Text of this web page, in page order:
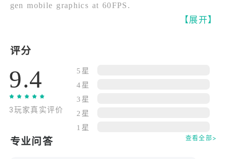
蜘蛛侠融合者是一款以高速战斗与角色成长为核心的
在线动作角色扮演游戏。玩家将在手机端体验流畅爽
来袭的强敌。在多人协作模式中，与伙伴实时配合，
【英雄与世界的交汇】
城市的秩序正在崩坏，来自多重维度的力量开始相互
侵蚀。熟悉的城市天际线下，隐藏着未知的危机。神
秘裂隙、失控的融合体以及操纵一切的幕后黑影逐渐
浮现。随着你不断深入调查，英雄的命运与世界的真
gen mobile graphics at 60FPS.
【展开】
评分
9.4
3玩家真实评价
5星
4星
3星
2星
1星
专业问答 查看全部>